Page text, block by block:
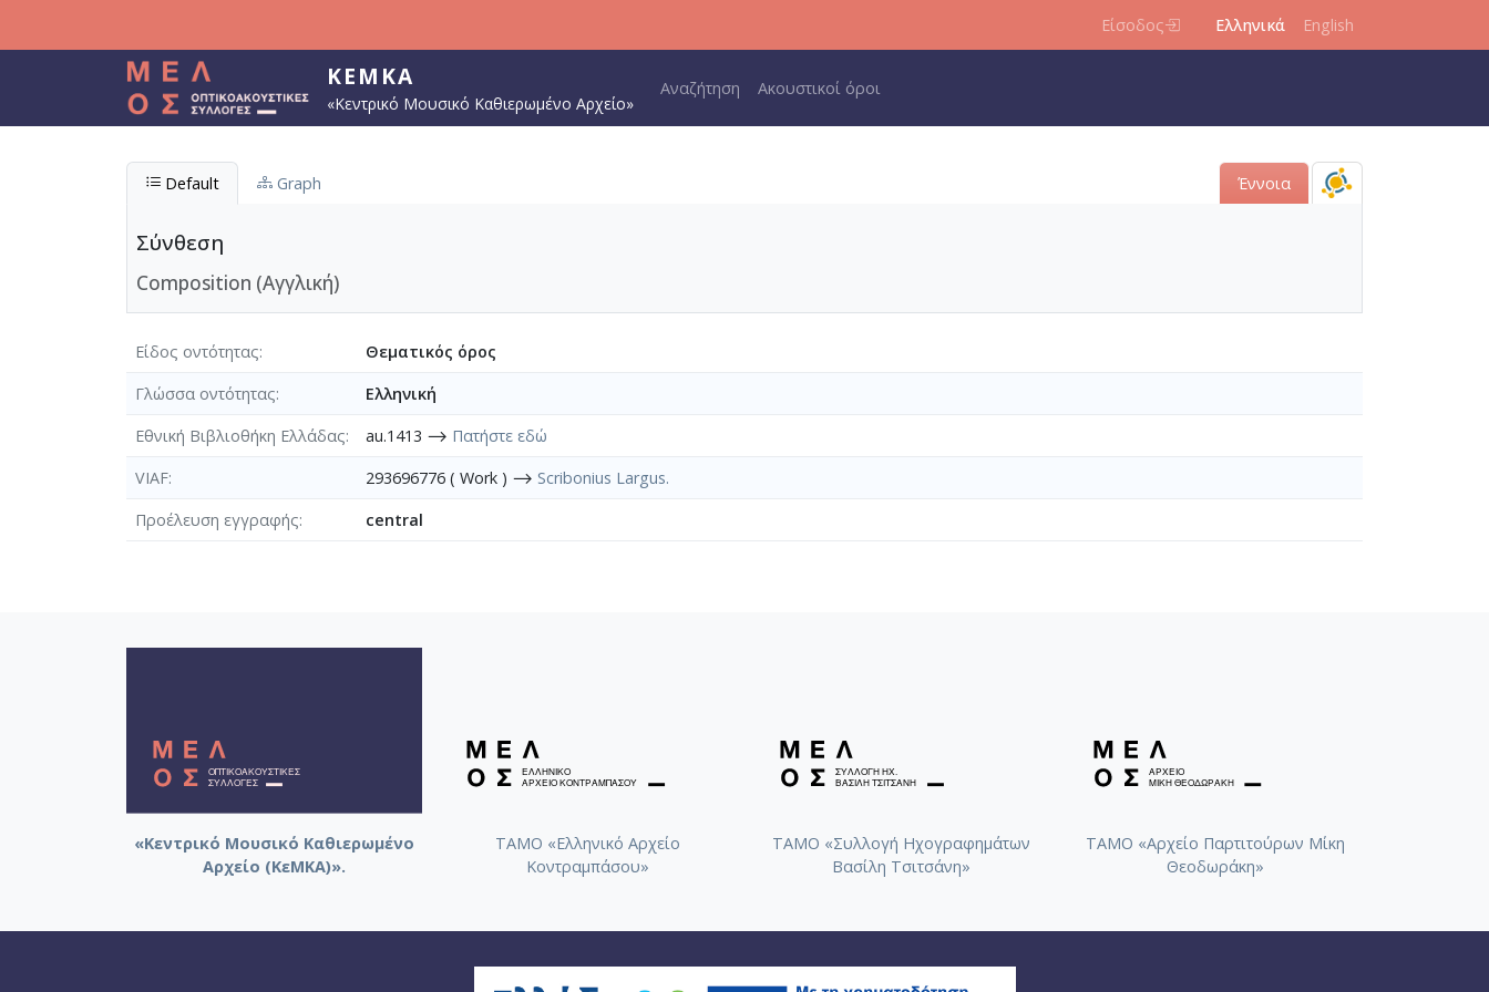
Είσοδος Ελληνικά English
ΚΕΜΚΑ
«Κεντρικό Μουσικό Καθιερωμένο Αρχείο»
Main navigation
Αναζήτηση Ακουστικοί όροι
Default Graph Έννοια
Σύνθεση
Composition (Αγγλική)
Είδος οντότητας
Θεματικός όρος
Γλώσσα οντότητας
Ελληνική
Εθνική Βιβλιοθήκη Ελλάδας
au.1413 ⟶ Πατήστε εδώ
VIAF
293696776 ( Work ) ⟶ Scribonius Largus.
Προέλευση εγγραφής
central
«Κεντρικό Μουσικό Καθιερωμένο
Αρχείο (ΚεΜΚΑ)».
ΤΑΜΟ «Ελληνικό Αρχείο
Κοντραμπάσου»
ΤΑΜΟ «Συλλογή Ηχογραφημάτων
Βασίλη Τσιτσάνη»
ΤΑΜΟ «Αρχείο Παρτιτούρων Μίκη
Θεοδωράκη»